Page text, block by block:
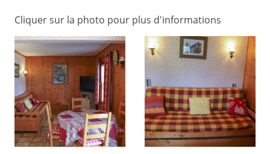
Cliquer sur la photo pour plus d'informations